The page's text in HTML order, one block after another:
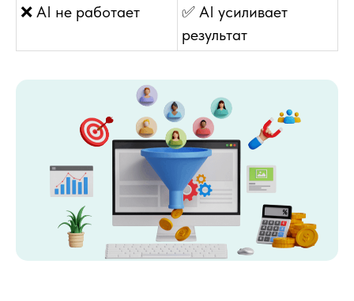
❌ AI не работает ✅ AI усиливает
результат
покажем, как amoCRM позволяет
ЗАПИСАТЬСЯ НА ВСТРЕЧУ